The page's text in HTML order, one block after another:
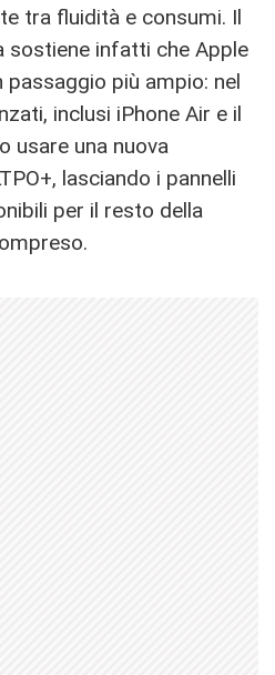
tra fluidità e consumi. Il
sostiene infatti che Apple
più ampio: nel
inclusi iPhone Air e il
usare una nuova
lasciando i pannelli
per il resto della